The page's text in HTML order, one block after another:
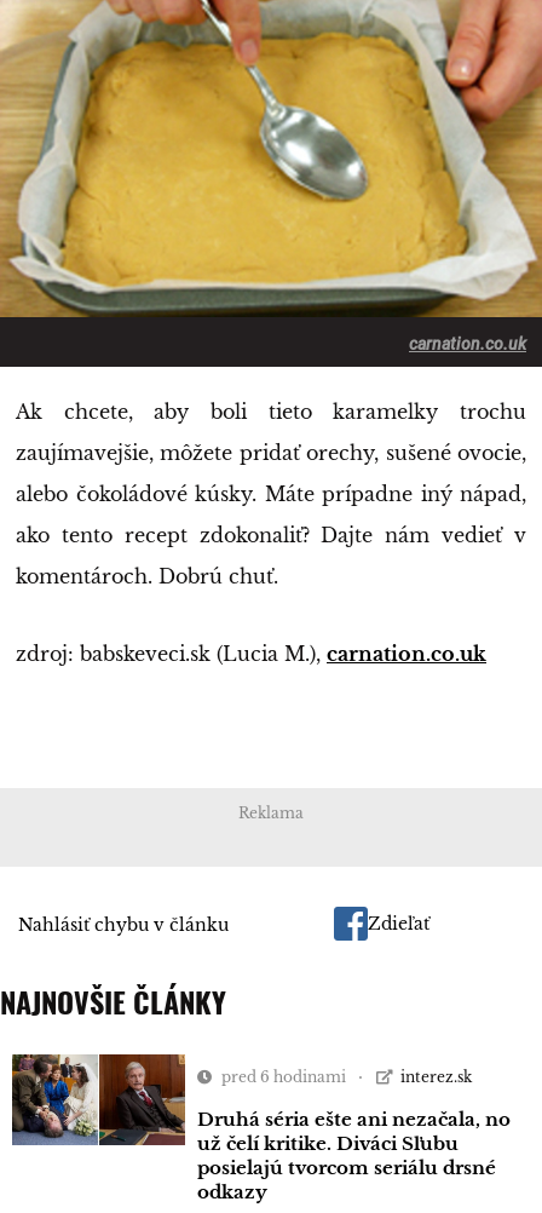
carnation.co.uk
Ak chcete, aby boli tieto karamelky trochu
zaujímavejšie, môžete pridať orechy, sušené ovocie,
alebo čokoládové kúsky. Máte prípadne iný nápad,
ako tento recept zdokonaliť? Dajte nám vedieť v
komentároch. Dobrú chuť.
zdroj: babskeveci.sk (Lucia M.), carnation.co.uk
Reklama
Nahlásiť chybu v článku Zdieľať
NAJNOVŠIE ČLÁNKY
pred 6 hodinami interez.sk
Druhá séria ešte ani nezačala, no
už čelí kritike. Diváci Sľubu
posielajú tvorcom seriálu drsné
odkazy